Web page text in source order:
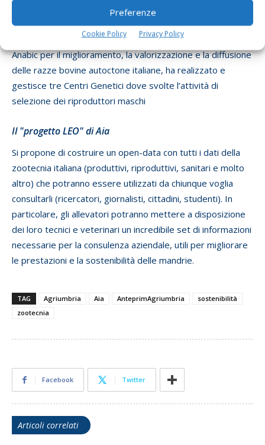
Preferenze
Cookie Policy Privacy Policy
allevamenti e 12.000 capi iscritti. Gli animali sono allevati
per il 95% in collina e montagna e per il 60% al pascolo.
Anabic per il miglioramento, la valorizzazione e la diffusione
delle razze bovine autoctone italiane, ha realizzato e
gestisce tre Centri Genetici dove svolte l’attività di
selezione dei riproduttori maschi
Il "progetto LEO" di Aia
Si propone di costruire un open-data con tutti i dati della
zootecnia italiana (produttivi, riproduttivi, sanitari e molto
altro) che potranno essere utilizzati da chiunque voglia
consultarli (ricercatori, giornalisti, cittadini, studenti). In
particolare, gli allevatori potranno mettere a disposizione
dei loro tecnici e veterinari un incredibile set di informazioni
necessarie per la consulenza aziendale, utili per migliorare
le prestazioni e la sostenibilità delle mandrie.
TAG Agriumbria Aia AnteprimAgriumbria
sostenibilità
zootecnia
Facebook Twitter
Articoli correlati